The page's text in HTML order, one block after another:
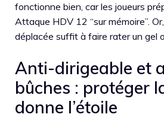
fonctionne bien, car les joueurs
Attaque HDV 12 “sur mémoire”.
déplacée suffit à faire rater un gel
Anti-dirigeable et
bûches : protéger
donne l’étoile